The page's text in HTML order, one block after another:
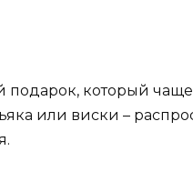
который чаще
или виски –